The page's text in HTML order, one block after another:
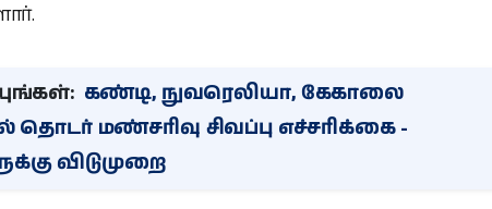
கண்டி, நுவரெலியா, கேகாலை
தொடர் மண்சரிவு சிவப்பு எச்சரிக்கை -
விடுமுறை